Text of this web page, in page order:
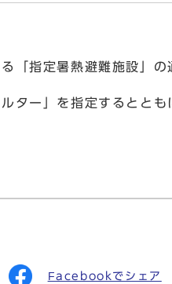
「指定暑熱避難施設」の
ター」を指定するととも
Facebookでシェア